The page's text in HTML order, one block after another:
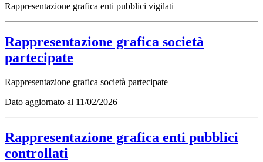
Rappresentazione grafica enti pubblici vigilati
Rappresentazione grafica società
partecipate
Rappresentazione grafica società partecipate
Dato aggiornato al 11/02/2026
Rappresentazione grafica enti pubblici
controllati